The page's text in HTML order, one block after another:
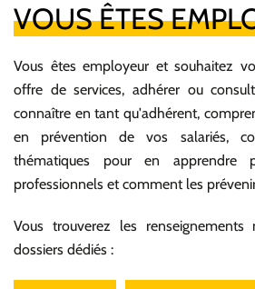
VOUS ÊTES
Vous êtes employeur et souhaitez
offre de services, adhérer ou
connaître en tant qu'adhérent,
en prévention de vos salariés,
thématiques pour en apprendre
professionnels et comment les
Vous trouverez les renseignements
dossiers dédiés :